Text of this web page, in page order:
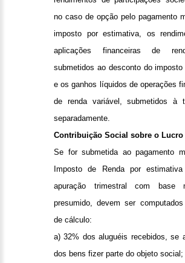
no caso de opção pelo pagamento
imposto por estimativa, os
aplicações financeiras de
submetidos ao desconto do imposto
e os ganhos líquidos de operações
de renda variável, submetidos à
separadamente.
Contribuição Social sobre o Lucro
Se for submetida ao pagamento
Imposto de Renda por
apuração trimestral com base
presumido, devem ser
de cálculo:
a) 32% dos aluguéis recebidos, se
dos bens fizer parte do objeto social;